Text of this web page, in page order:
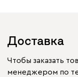
Доставка
Чтобы заказать
менеджером по